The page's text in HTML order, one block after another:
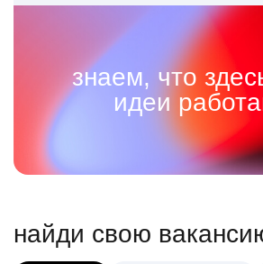
знаем, что
идеи
найди свою